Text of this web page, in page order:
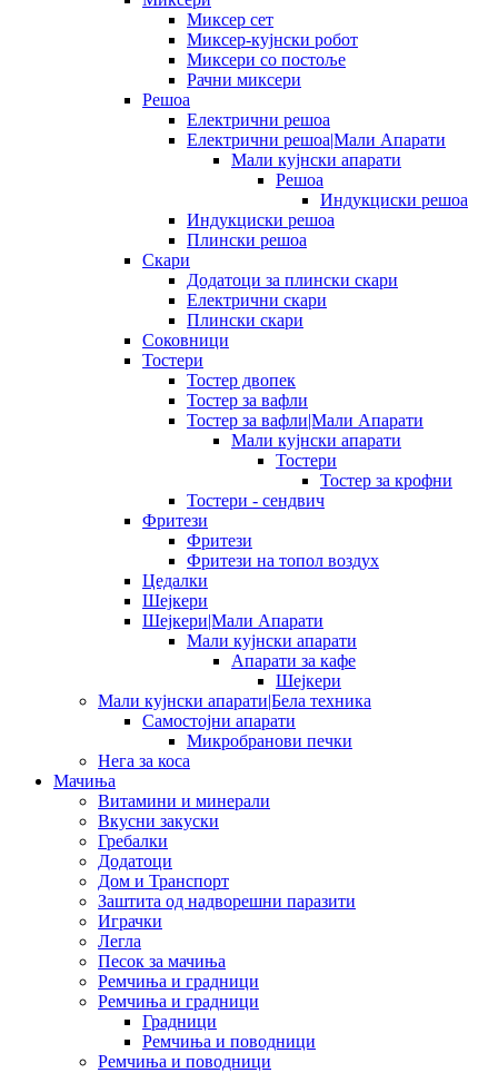
Миксер сет
Миксер-кујнски робот
Миксери со постоље
Рачни миксери
Решоа
Електрични решоа
Електрични решоа|Мали Апарати
Мали кујнски апарати
Решоа
Индукциски решоа
Индукциски решоа
Плински решоа
Скари
Додатоци за плински скари
Електрични скари
Плински скари
Соковници
Тостери
Тостер двопек
Тостер за вафли
Тостер за вафли|Мали Апарати
Мали кујнски апарати
Тостери
Тостер за крофни
Тостери - сендвич
Фритези
Фритези
Фритези на топол воздух
Цедалки
Шејкери
Шејкери|Мали Апарати
Мали кујнски апарати
Апарати за кафе
Шејкери
Мали кујнски апарати|Бела техника
Самостојни апарати
Микробранови печки
Нега за коса
Мачиња
Витамини и минерали
Вкусни закуски
Гребалки
Додатоци
Дом и Транспорт
Заштита од надворешни паразити
Играчки
Легла
Песок за мачиња
Ремчиња и градници
Ремчиња и градници
Градници
Ремчиња и поводници
Ремчиња и поводници